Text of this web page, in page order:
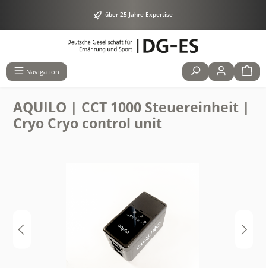
über 25 Jahre Expertise
Navigation
AQUILO | CCT 1000 Steuereinheit |
Cryo Cryo control unit